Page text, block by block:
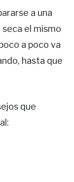
a una
seca el mismo
a poco va
hasta que
que